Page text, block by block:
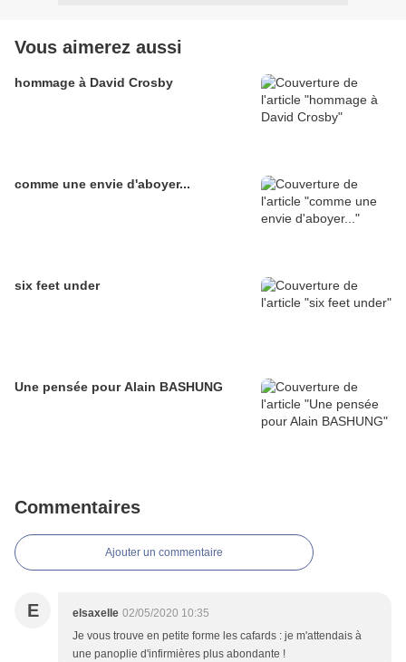
Vous aimerez aussi
hommage à David Crosby
comme une envie d'aboyer...
six feet under
Une pensée pour Alain BASHUNG
Commentaires
Ajouter un commentaire
E elsaxelle 02/05/2020 10:35
Je vous trouve en petite forme les cafards : je m'attendais à
une panoplie d'infirmières plus abondante !